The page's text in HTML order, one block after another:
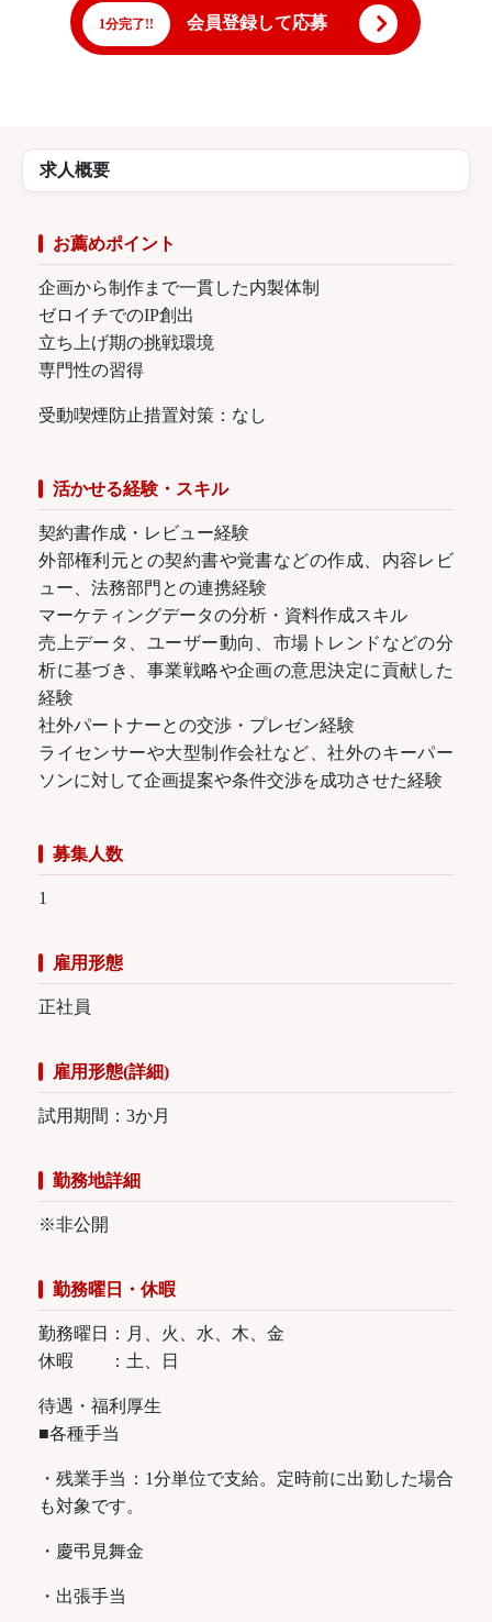
1分完了!! 会員登録して応募
求人概要
お薦めポイント
企画から制作まで一貫した内製体制
ゼロイチでのIP創出
立ち上げ期の挑戦環境
専門性の習得
受動喫煙防止措置対策：なし
活かせる経験・スキル
契約書作成・レビュー経験
外部権利元との契約書や覚書などの作成、内容レビ
ュー、法務部門との連携経験
マーケティングデータの分析・資料作成スキル
売上データ、ユーザー動向、市場トレンドなどの分
析に基づき、事業戦略や企画の意思決定に貢献した
経験
社外パートナーとの交渉・プレゼン経験
ライセンサーや大型制作会社など、社外のキーパー
ソンに対して企画提案や条件交渉を成功させた経験
募集人数
1
雇用形態
正社員
雇用形態(詳細)
試用期間：3か月
勤務地詳細
※非公開
勤務曜日・休暇
勤務曜日：月、火、水、木、金
休暇 ：土、日
待遇・福利厚生
■各種手当
・残業手当：1分単位で支給。定時前に出勤した場合
も対象です。
・慶弔見舞金
・出張手当